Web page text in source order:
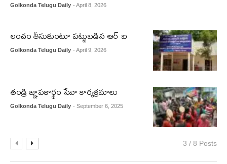
Golkonda Telugu Daily - April 8, 2026
లంచం తీసుకుంటూ పట్టుబడిన ఆర్ ఐ
Golkonda Telugu Daily - April 9, 2026
తండ్రి జ్ఞాపకార్థం సేవా కార్యక్రమాలు
Golkonda Telugu Daily - September 6, 2025
3 / 8 Posts